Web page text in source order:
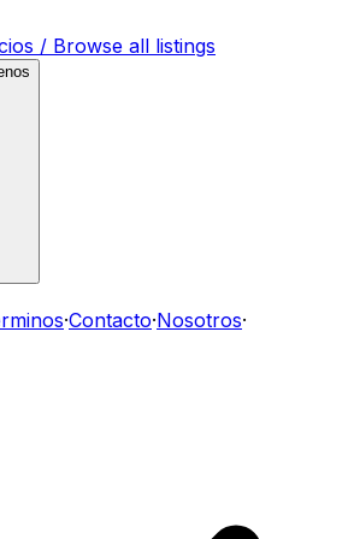
/ Browse all listings
·Contacto·Nosotros·